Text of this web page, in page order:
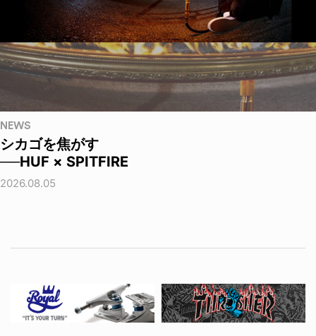
NEWS
シカゴを焦がす
──HUF × SPITFIRE
2026.08.05